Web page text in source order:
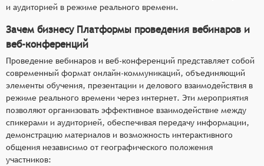
и аудиторией в режиме реального времени.
Зачем бизнесу Платформы проведения вебинаров и
веб-конференций
Проведение вебинаров и веб-конференций представляет собой
современный формат онлайн-коммуникаций, объединяющий
элементы обучения, презентации и делового взаимодействия в
режиме реального времени через интернет. Эти мероприятия
позволяют организовать эффективное взаимодействие между
спикерами и аудиторией, обеспечивая передачу информации,
демонстрацию материалов и возможность интерактивного
общения независимо от географического положения
участников: